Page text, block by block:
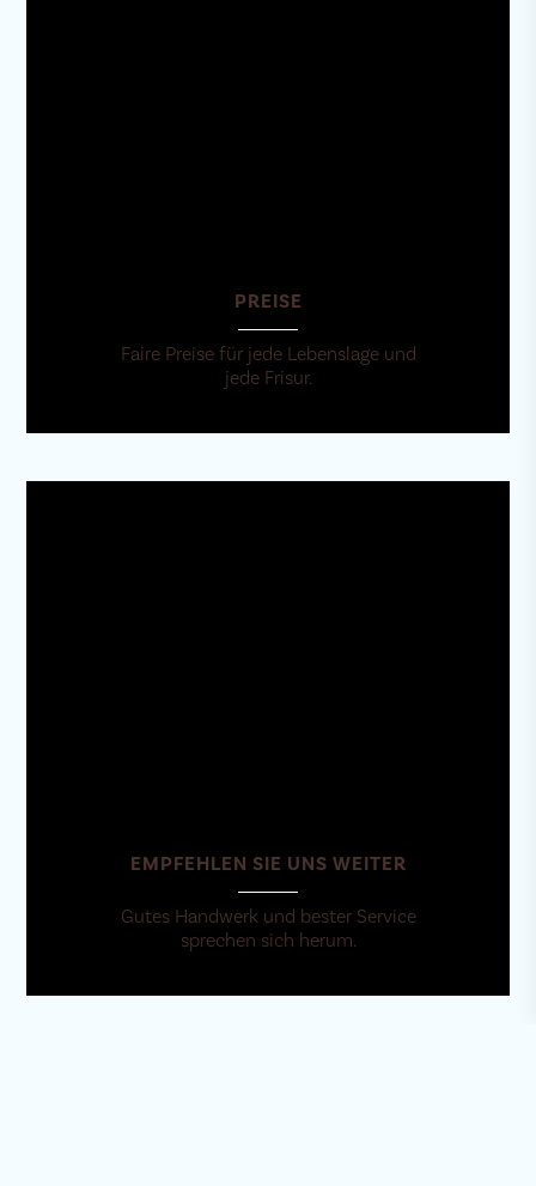
PREISE
Faire Preise für jede Lebenslage und
jede Frisur.
EMPFEHLEN SIE UNS WEITER
Gutes Handwerk und bester Service
sprechen sich herum.